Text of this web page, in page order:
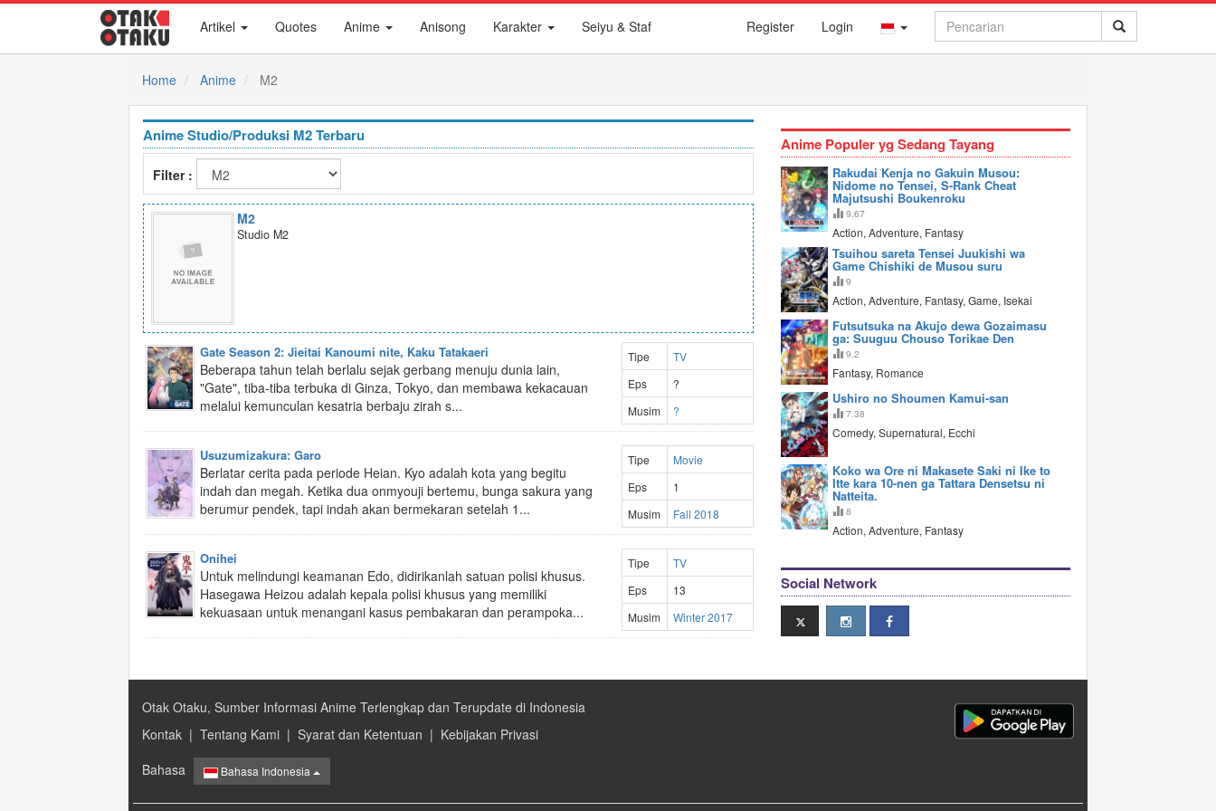
Register Login
Artikel Quotes Anime Anisong Karakter Seiyu & Staf
Home Anime M2
Anime Studio/Produksi M2 Terbaru
Filter :
M2
Studio M2
Gate Season 2: Jieitai Kanoumi nite, Kaku Tatakaeri
Beberapa tahun telah berlalu sejak gerbang menuju dunia lain,
"Gate", tiba-tiba terbuka di Ginza, Tokyo, dan membawa kekacauan
melalui kemunculan kesatria berbaju zirah s...
Tipe
TV
Eps
?
Musim
?
Usuzumizakura: Garo
Berlatar cerita pada periode Heian. Kyo adalah kota yang begitu
indah dan megah. Ketika dua onmyouji bertemu, bunga sakura yang
berumur pendek, tapi indah akan bermekaran setelah 1...
Tipe
Movie
Eps
1
Musim
Fall 2018
Onihei
Untuk melindungi keamanan Edo, didirikanlah satuan polisi khusus.
Hasegawa Heizou adalah kepala polisi khusus yang memiliki
kekuasaan untuk menangani kasus pembakaran dan perampoka...
Tipe
TV
Eps
13
Musim
Winter 2017
Anime Populer yg Sedang Tayang
Rakudai Kenja no Gakuin Musou:
Nidome no Tensei, S-Rank Cheat
Majutsushi Boukenroku
9.67
Action, Adventure, Fantasy
Tsuihou sareta Tensei Juukishi wa
Game Chishiki de Musou suru
9
Action, Adventure, Fantasy, Game, Isekai
Futsutsuka na Akujo dewa Gozaimasu
ga: Suuguu Chouso Torikae Den
9.2
Fantasy, Romance
Ushiro no Shoumen Kamui-san
7.38
Comedy, Supernatural, Ecchi
Koko wa Ore ni Makasete Saki ni Ike to
Itte kara 10-nen ga Tattara Densetsu ni
Natteita.
8
Action, Adventure, Fantasy
Social Network
Otak Otaku, Sumber Informasi Anime Terlengkap dan Terupdate di Indonesia
Kontak | Tentang Kami | Syarat dan Ketentuan | Kebijakan Privasi
Bahasa
Bahasa Indonesia